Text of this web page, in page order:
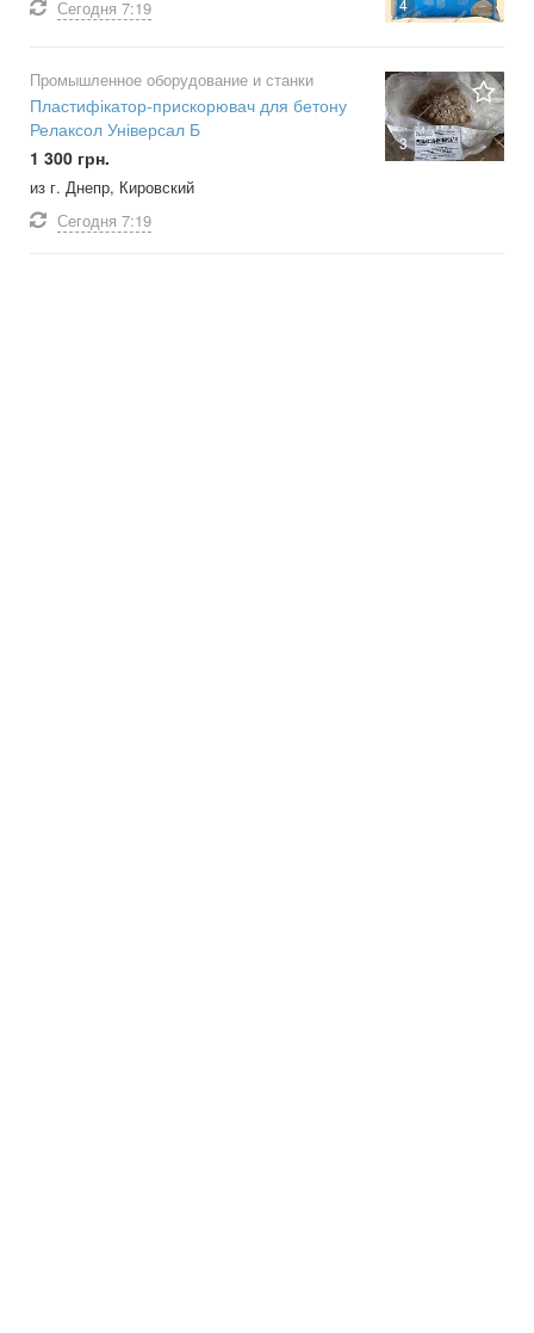
Сегодня 7:19
3
Промышленное оборудование и станки
Пластифікатор-прискорювач для бетону
Релаксол Універсал Б
1 300 грн.
из г. Днепр, Кировский
Сегодня 7:19